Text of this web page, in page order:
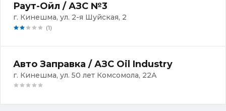
Раут-Ойл / АЗС №3
г. Кинешма, ул. 2-я Шуйская, 2
(1)
Авто Заправка / АЗС Oil Industry
г. Кинешма, ул. 50 лет Комсомола, 22А